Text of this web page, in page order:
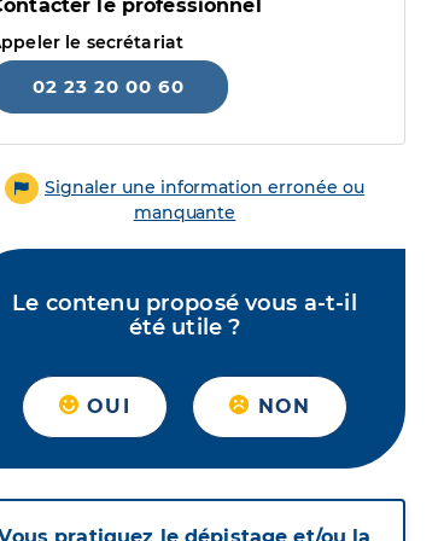
le professionnel
le secrétariat
02 23 20 00 60
Signaler une information erronée ou
manquante
Le contenu proposé vous a-t-il
été utile ?
OUI NON